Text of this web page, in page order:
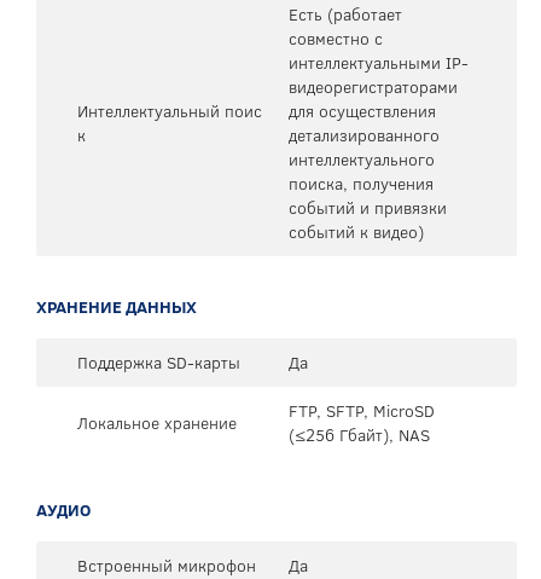
Интеллектуальный поис
к
Есть (работает
совместно с
интеллектуальными IP-
видеорегистраторами
для осуществления
детализированного
интеллектуального
поиска, получения
событий и привязки
событий к видео)
ХРАНЕНИЕ ДАННЫХ
Поддержка SD-карты Да
Локальное хранение
FTP, SFTP, MicroSD
(≤256 Гбайт), NAS
АУДИО
Встроенный микрофон Да